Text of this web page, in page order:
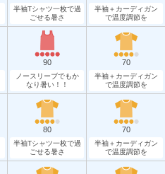
半袖Tシャツ一枚で過
ごせる暑さ
半袖＋カーディガン
で温度調節を
90
ノースリーブでもか
なり暑い！！
70
半袖＋カーディガン
で温度調節を
80
半袖Tシャツ一枚で過
ごせる暑さ
70
半袖＋カーディガン
で温度調節を